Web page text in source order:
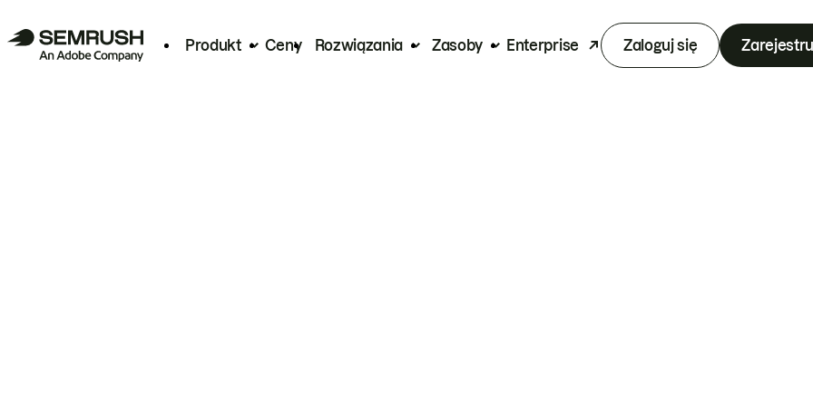
Produkt Ceny Rozwiązania Zasoby Enterprise Zaloguj się